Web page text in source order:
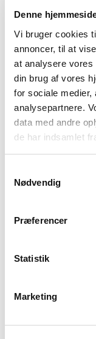
Denne
Vi bruger cookies
annoncer, til at
at analysere vores
din brug af vores
for sociale medier,
analysepartnere.
data med andre
de har indsamlet
Nødvendig
Præferencer
Statistik
Marketing
ring endelig til
71 74 96 11.
Brug
Alle
hvor alle
Læs mere
Brug jeres
og jeres